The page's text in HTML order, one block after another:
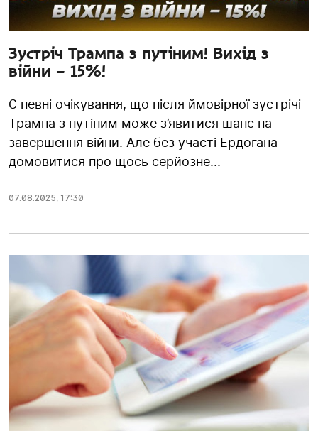
Зустріч Трампа з путіним! Вихід з
війни – 15%!
Є певні очікування, що після ймовірної зустрічі
Трампа з путіним може з’явитися шанс на
завершення війни. Але без участі Ердогана
домовитися про щось серйозне...
07.08.2025, 17:30